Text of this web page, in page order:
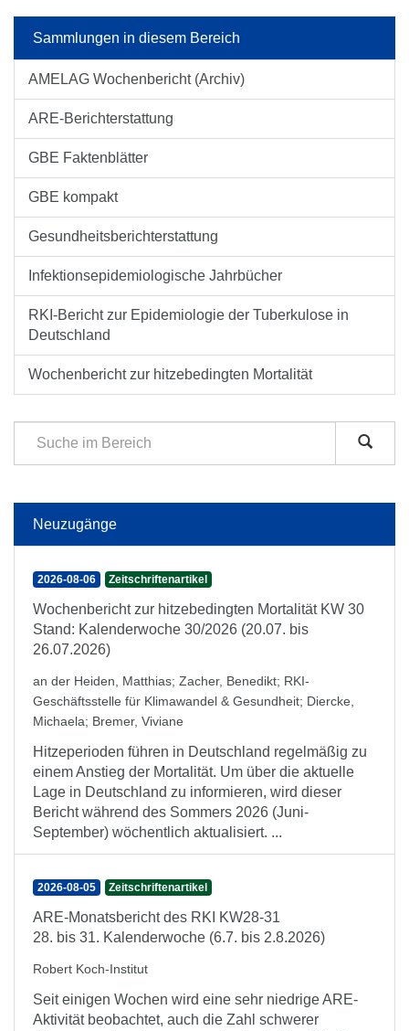
Sammlungen in diesem Bereich
AMELAG Wochenbericht (Archiv)
ARE-Berichterstattung
GBE Faktenblätter
GBE kompakt
Gesundheitsberichterstattung
Infektionsepidemiologische Jahrbücher
RKI-Bericht zur Epidemiologie der Tuberkulose in
Deutschland
Wochenbericht zur hitzebedingten Mortalität
Neuzugänge
2026-08-06 Zeitschriftenartikel
Wochenbericht zur hitzebedingten Mortalität KW 30
Stand: Kalenderwoche 30/2026 (20.07. bis
26.07.2026)
an der Heiden, Matthias; Zacher, Benedikt; RKI-
Geschäftsstelle für Klimawandel & Gesundheit; Diercke,
Michaela; Bremer, Viviane
Hitzeperioden führen in Deutschland regelmäßig zu
einem Anstieg der Mortalität. Um über die aktuelle
Lage in Deutschland zu informieren, wird dieser
Bericht während des Sommers 2026 (Juni-
September) wöchentlich aktualisiert. ...
2026-08-05 Zeitschriftenartikel
ARE-Monatsbericht des RKI KW28-31
28. bis 31. Kalenderwoche (6.7. bis 2.8.2026)
Robert Koch-Institut
Seit einigen Wochen wird eine sehr niedrige ARE-
Aktivität beobachtet, auch die Zahl schwerer